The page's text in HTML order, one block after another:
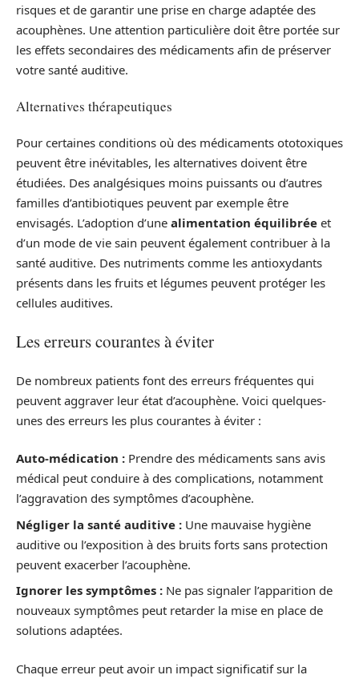
risques et de garantir une prise en charge adaptée des
acouphènes. Une attention particulière doit être portée sur
les effets secondaires des médicaments afin de préserver
votre santé auditive.
Alternatives thérapeutiques
Pour certaines conditions où des médicaments ototoxiques
peuvent être inévitables, les alternatives doivent être
étudiées. Des analgésiques moins puissants ou d’autres
familles d’antibiotiques peuvent par exemple être
envisagés. L’adoption d’une alimentation équilibrée et
d’un mode de vie sain peuvent également contribuer à la
santé auditive. Des nutriments comme les antioxydants
présents dans les fruits et légumes peuvent protéger les
cellules auditives.
Les erreurs courantes à éviter
De nombreux patients font des erreurs fréquentes qui
peuvent aggraver leur état d’acouphène. Voici quelques-
unes des erreurs les plus courantes à éviter :
Auto-médication : Prendre des médicaments sans avis
médical peut conduire à des complications, notamment
l’aggravation des symptômes d’acouphène.
Négliger la santé auditive : Une mauvaise hygiène
auditive ou l’exposition à des bruits forts sans protection
peuvent exacerber l’acouphène.
Ignorer les symptômes : Ne pas signaler l’apparition de
nouveaux symptômes peut retarder la mise en place de
solutions adaptées.
Chaque erreur peut avoir un impact significatif sur la